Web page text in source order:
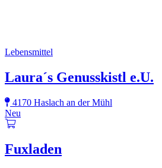
Lebensmittel
Laura´s Genusskistl e.U.
4170 Haslach an der Mühl
Neu
Fuxladen